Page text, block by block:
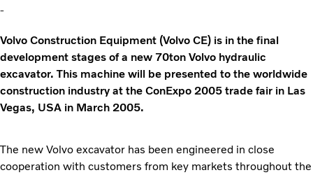
-
Volvo Construction Equipment (Volvo CE) is in the final
development stages of a new 70ton Volvo hydraulic
excavator. This machine will be presented to the worldwide
construction industry at the ConExpo 2005 trade fair in Las
Vegas, USA in March 2005.
The new Volvo excavator has been engineered in close
cooperation with customers from key markets throughout the